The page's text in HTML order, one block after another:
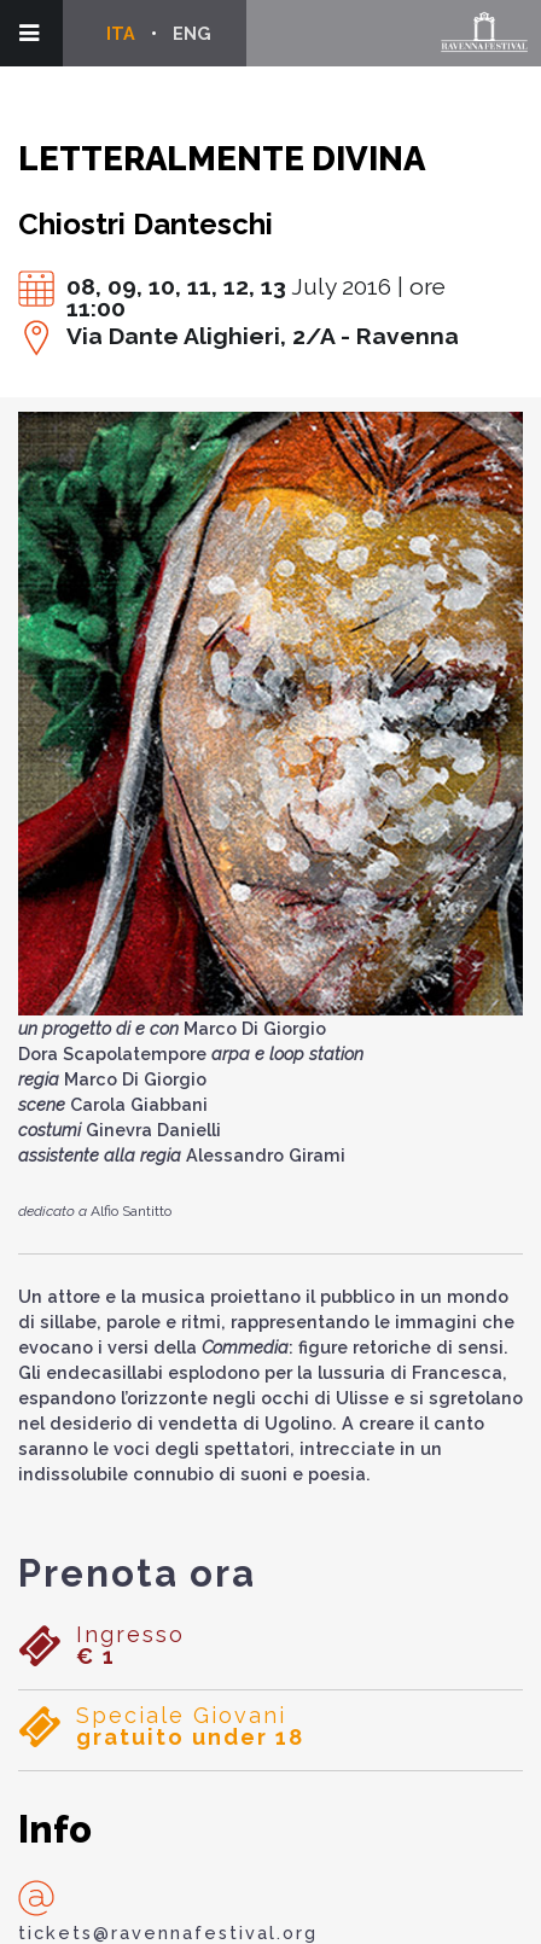
ENG
ITA
LETTERALMENTE DIVINA
Chiostri Danteschi
08, 09, 10, 11, 12, 13 July 2016 | ore
11:00
Via Dante Alighieri, 2/A - Ravenna
un progetto di e con Marco Di Giorgio
Dora Scapolatempore arpa e loop station
regia Marco Di Giorgio
scene Carola Giabbani
costumi Ginevra Danielli
assistente alla regia Alessandro Girami
dedicato a Alfio Santitto
Un attore e la musica proiettano il pubblico in un mondo
di sillabe, parole e ritmi, rappresentando le immagini che
evocano i versi della Commedia: figure retoriche di sensi.
Gli endecasillabi esplodono per la lussuria di Francesca,
espandono l’orizzonte negli occhi di Ulisse e si sgretolano
nel desiderio di vendetta di Ugolino. A creare il canto
saranno le voci degli spettatori, intrecciate in un
indissolubile connubio di suoni e poesia.
Prenota ora
Ingresso
€ 1
Speciale Giovani
gratuito under 18
Info
tickets@ravennafestival.org